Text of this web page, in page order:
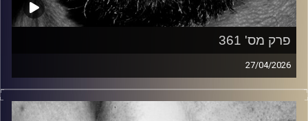
פרק מס' 361
27/04/2026
זיפים, מוזיקה מחוספסת של הופעות חיות. הרבה ג'אם, רוק,
בלוז, bluegrass, ג'אז, Fאנק, פרוגרסיב ואפילו אלקטרוניקה.